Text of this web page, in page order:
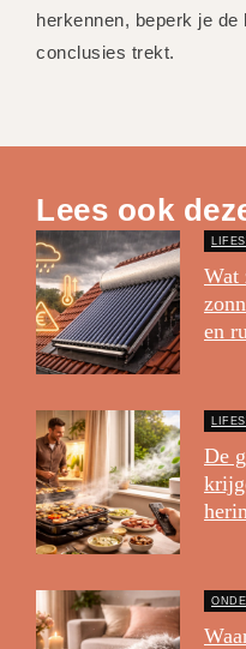
herkennen, beperk je
conclusies trekt.
Lees ook
Wat
en
De